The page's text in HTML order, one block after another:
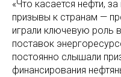
«Что касается нефти,
призывы к странам —
играли ключевую роль
поставок
постоянно слышали
финансирования